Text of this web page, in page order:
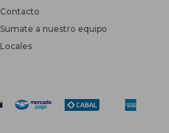
Contacto
Sumate a nuestro equipo
Locales